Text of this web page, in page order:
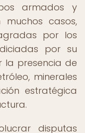
armados y
muchos casos,
por los
por su
la presencia de
minerales
estratégica
disputas